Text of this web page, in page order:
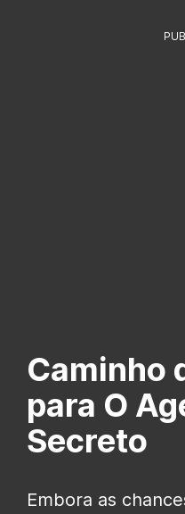
Caminho
para O
Secreto
Embora as